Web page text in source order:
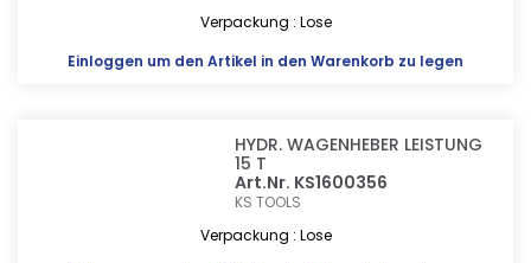
Verpackung : Lose
Einloggen um den Artikel in den Warenkorb zu legen
HYDR. WAGENHEBER LEISTUNG
15 T
Art.Nr. KS1600356
KS TOOLS
Verpackung : Lose